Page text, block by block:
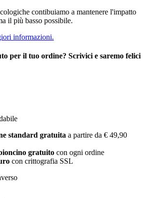
contibuiamo a mantenere l'impatto
il più basso possibile.
informazioni.
per il tuo ordine? Scrivici e saremo felici
standard gratuita a partire da € 49,90
gratuito con ogni ordine
con crittografia SSL